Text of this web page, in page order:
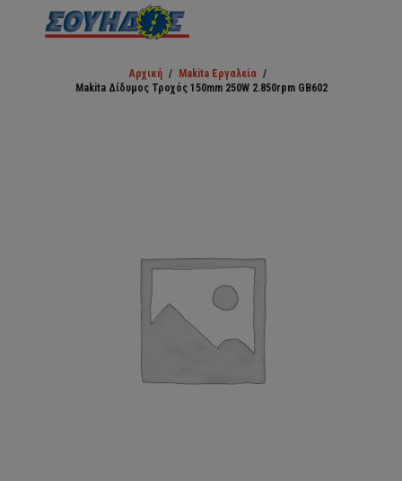
Αρχική / Makita Εργαλεία /
Makita Δίδυμος Τροχός 150mm 250W 2.850rpm GB602